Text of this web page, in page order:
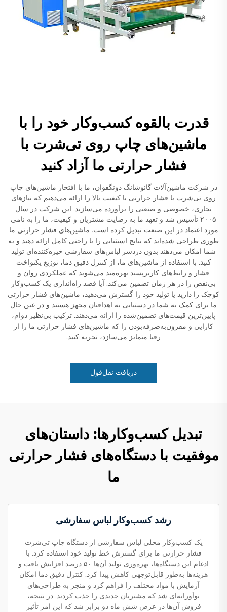
قدرت بالقوه کسب‌وکار خود را با
ماشین‌های چاپ روی تی‌شرت با
فشار حرارتی ما آزاد کنید
در شرکت ماشین‌آلات گائوشانگ دونگقوان، ما با افتخار ماشین‌های چاپ
روی تی‌شرت با فشار حرارتی با کیفیت بالا را ارائه می‌دهیم که نیازهای
تجاری، خصوصی و صنعتی را برآورده می‌سازند. این شرکت در سال
۲۰۰۵ تأسیس شد و تعهد ما به رضایت مشتریان و کیفیت، ما را به نامی
مورد اعتماد در این صنعت تبدیل کرده است. ماشین‌های فشار حرارتی ما
طوری طراحی شده‌اند که نتایج استثنایی را با راحتی کامل ارائه دهند و به
شما امکان می‌دهند بدون دردسر لباس‌های سفارشی خیره‌کننده‌ای تولید
کنید. با استفاده از ماشین‌های ما، از کنترل دقیق دما، توزیع یکنواخت
فشار و رابط‌های کاربرپسند بهره‌مند می‌شوید که عملکردی روان و
بی‌نقص را در هر زمان تضمین می‌کند. آیا قصد راه‌اندازی یک کسب‌وکار
کوچک را دارید یا تولید خود را گسترش می‌دهید، ماشین‌های فشار حرارتی
ما برای کمک به شما در دستیابی به اهدافتان مجهز هستند و در عین حال
پایین‌ترین قیمت‌های تضمین‌شده را ارائه می‌دهند. ترکیب بی‌نظیر دوام،
کارایی و مقرون‌به‌صرفه‌بودن را که ماشین‌های فشار حرارتی ما را از
رقبا متمایز می‌سازد، تجربه کنید.
دریافت نقل‌قول
تبدیل کسب‌وکارها: داستان‌های
موفقیت با دستگاه‌های فشار حرارتی
ما
رشد کسب‌وکار لباس سفارشی
یک کسب‌وکار محلی لباس سفارشی از دستگاه چاپ تی‌شرت
فشار حرارتی ما برای گسترش خط تولید خود استفاده کرد. با
ادغام این دستگاه‌ها، بهره‌وری تولید آن‌ها ۵۰ درصد افزایش یافت و
هزینه‌ها به‌طور قابل‌توجهی کاهش پیدا کرد. کنترل دقیق دما امکان
آزمایش با مواد مختلف را فراهم کرد و منجر به طراحی‌های
نوآورانه‌ای شد که مشتریان جدیدی را جذب کردند. در نتیجه،
فروش آن‌ها در عرض شش ماه دو برابر شد که این امر تأثیر